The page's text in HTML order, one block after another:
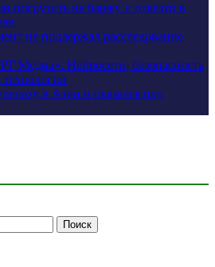
на баржу и отвезти в
не поддержал расследование
Медиа»: Нейросети, безопасность
в Азии и оказался под